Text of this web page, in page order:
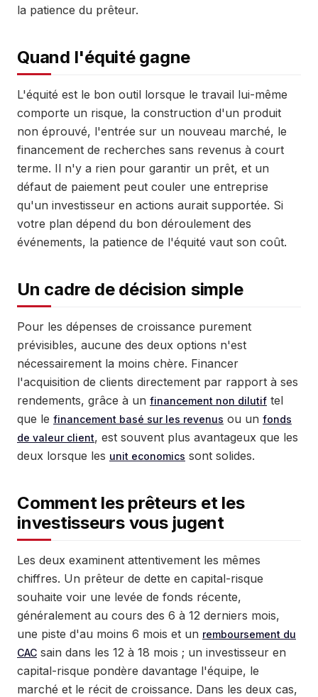
la patience du prêteur.
Quand l'équité gagne
L'équité est le bon outil lorsque le travail lui-même
comporte un risque, la construction d'un produit
non éprouvé, l'entrée sur un nouveau marché, le
financement de recherches sans revenus à court
terme. Il n'y a rien pour garantir un prêt, et un
défaut de paiement peut couler une entreprise
qu'un investisseur en actions aurait supportée. Si
votre plan dépend du bon déroulement des
événements, la patience de l'équité vaut son coût.
Un cadre de décision simple
Pour les dépenses de croissance purement
prévisibles, aucune des deux options n'est
nécessairement la moins chère. Financer
l'acquisition de clients directement par rapport à ses
rendements, grâce à un financement non dilutif tel
que le financement basé sur les revenus ou un fonds
de valeur client, est souvent plus avantageux que les
deux lorsque les unit economics sont solides.
Comment les prêteurs et les
investisseurs vous jugent
Les deux examinent attentivement les mêmes
chiffres. Un prêteur de dette en capital-risque
souhaite voir une levée de fonds récente,
généralement au cours des 6 à 12 derniers mois,
une piste d'au moins 6 mois et un remboursement du
CAC sain dans les 12 à 18 mois ; un investisseur en
capital-risque pondère davantage l'équipe, le
marché et le récit de croissance. Dans les deux cas,